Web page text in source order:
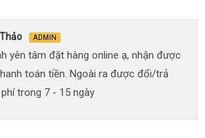
ADMIN
yên tâm đặt hàng online ạ, nhận được
toán tiền. Ngoài ra được đổi/trả
trong 7 - 15 ngày